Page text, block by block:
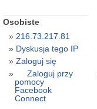
Osobiste
216.73.217.81
Dyskusja tego IP
Zaloguj się
Zaloguj przy
pomocy
Facebook
Connect